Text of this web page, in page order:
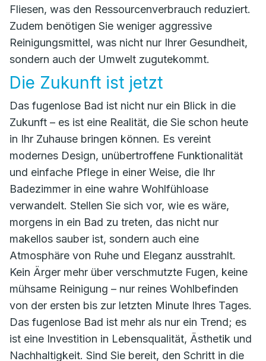
Fliesen, was den Ressourcenverbrauch reduziert.
Zudem benötigen Sie weniger aggressive
Reinigungsmittel, was nicht nur Ihrer Gesundheit,
sondern auch der Umwelt zugutekommt.
Die Zukunft ist jetzt
Das fugenlose Bad ist nicht nur ein Blick in die
Zukunft – es ist eine Realität, die Sie schon heute
in Ihr Zuhause bringen können. Es vereint
modernes Design, unübertroffene Funktionalität
und einfache Pflege in einer Weise, die Ihr
Badezimmer in eine wahre Wohlfühloase
verwandelt. Stellen Sie sich vor, wie es wäre,
morgens in ein Bad zu treten, das nicht nur
makellos sauber ist, sondern auch eine
Atmosphäre von Ruhe und Eleganz ausstrahlt.
Kein Ärger mehr über verschmutzte Fugen, keine
mühsame Reinigung – nur reines Wohlbefinden
von der ersten bis zur letzten Minute Ihres Tages.
Das fugenlose Bad ist mehr als nur ein Trend; es
ist eine Investition in Lebensqualität, Ästhetik und
Nachhaltigkeit. Sind Sie bereit, den Schritt in die